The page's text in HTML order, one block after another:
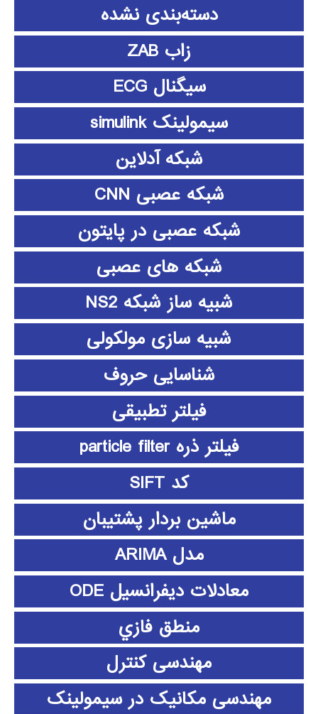
دسته‌بندی نشده
زاب ZAB
سیگنال ECG
سیمولینک simulink
شبکه آدلاین
شبکه عصبی CNN
شبکه عصبی در پایتون
شبکه های عصبی
شبیه ساز شبکه NS2
شبیه سازی مولکولی
شناسایی حروف
فیلتر تطبیقی
فیلتر ذره particle filter
کد SIFT
ماشین بردار پشتیبان
مدل ARIMA
معادلات دیفرانسیل ODE
منطق فازي
مهندسی کنترل
مهندسی مکانیک در سیمولینک